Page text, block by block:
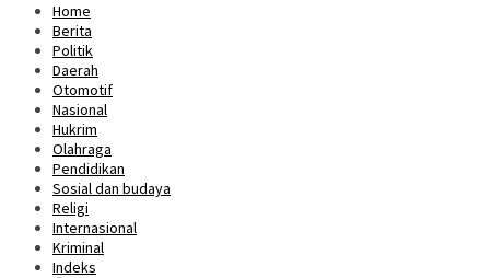
Home
Berita
Politik
Daerah
Otomotif
Nasional
Hukrim
Olahraga
Pendidikan
Sosial dan budaya
Religi
Internasional
Kriminal
Indeks